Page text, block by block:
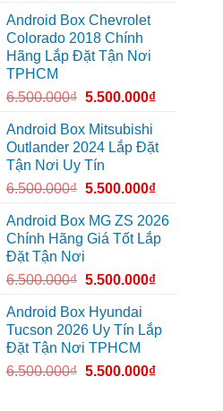
hơn
XL7
Quận
mọi
Android Box Chevrolet
Colorado 2018 Chính
Hãng Lắp Đặt Tận Nơi
TPHCM
6.500.000₫ 5.500.000₫
Android Box Mitsubishi
Outlander 2024 Lắp Đặt
Tận Nơi Uy Tín
6.500.000₫ 5.500.000₫
Android Box MG ZS 2026
Chính Hãng Giá Tốt Lắp
Đặt Tận Nơi
6.500.000₫ 5.500.000₫
Android Box Hyundai
Tucson 2026 Uy Tín Lắp
Đặt Tận Nơi TPHCM
6.500.000₫ 5.500.000₫